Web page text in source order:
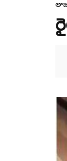
తాజా